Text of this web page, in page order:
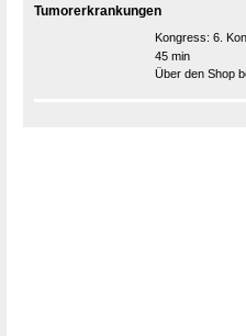
Tumorerkrankungen
Kongress: 6.
45 min
Über den Shop